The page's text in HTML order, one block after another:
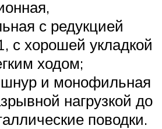
с редукцией
с хорошей укладкой
ходом;
и монофильная
нагрузкой до
поводки.